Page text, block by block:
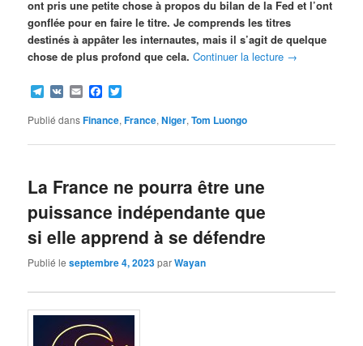
ont pris une petite chose à propos du bilan de la Fed et l’ont
gonflée pour en faire le titre. Je comprends les titres
destinés à appâter les internautes, mais il s’agit de quelque
chose de plus profond que cela. Continuer la lecture →
Telegram
VK EmailFacebook
Publié dansFinance,France,Niger,Tom Luongo
La France ne pourra être une
puissance indépendante que
si elle apprend à se défendre
Publié leseptembre 4, 2023parWayan